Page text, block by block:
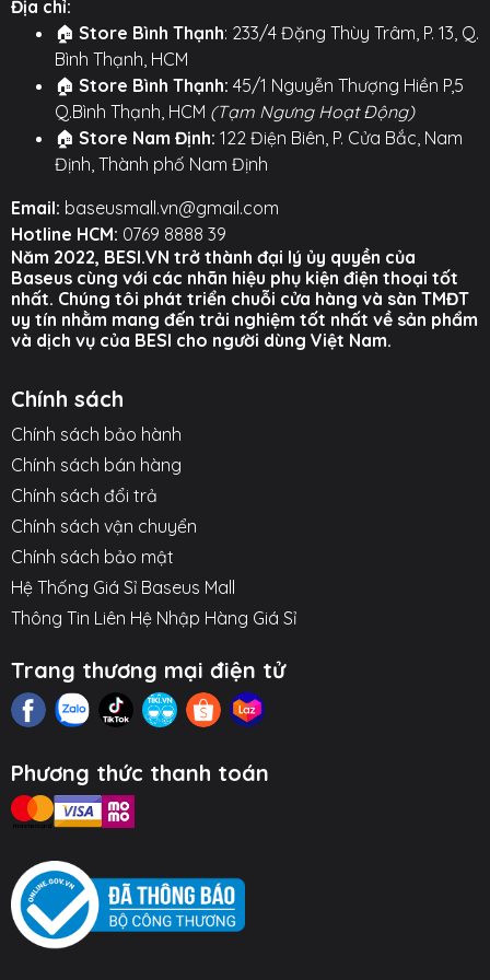
dòng điện phù hợp, bảo vệ pin thiết bị khỏi tình
trạng quá nhiệt, quá tải.
#mcdodo #capsacnhanh #captypec #capsac100w
#typectotypec #mcdodovision #scifimirror
#ledguongvocuc #saclaptop #daydu
#phukiendienthoai
Hình ảnh sản phẩm
Địa chỉ:
🏠 Store Bình Thạnh: 233/4 Đặng Thùy Trâm, P. 13, Q.
Bình Thạnh, HCM
🏠 Store Bình Thạnh: 45/1 Nguyễn Thượng Hiền P,5
Q.Bình Thạnh, HCM (Tạm Ngưng Hoạt Động)
🏠 Store Nam Định: 122 Điện Biên, P. Cửa Bắc, Nam
Định, Thành phố Nam Định
Email: baseusmall.vn@gmail.com
Hotline HCM: 0769 8888 39
Năm 2022, BESI.VN trở thành đại lý ủy quyền của
Baseus cùng với các nhãn hiệu phụ kiện điện thoại tốt
nhất. Chúng tôi phát triển chuỗi cửa hàng và sàn TMĐT
uy tín nhằm mang đến trải nghiệm tốt nhất về sản phẩm
và dịch vụ của BESI cho người dùng Việt Nam.
Chính sách
Chính sách bảo hành
Chính sách bán hàng
Chính sách đổi trả
Chính sách vận chuyển
Chính sách bảo mật
Hệ Thống Giá Sỉ Baseus Mall
Thông Tin Liên Hệ Nhập Hàng Giá Sỉ
Trang thương mại điện tử
Phương thức thanh toán